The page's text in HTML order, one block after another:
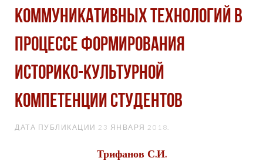
КОММУНИКАТИВНЫХ ТЕХНОЛОГИЙ В
ПРОЦЕССЕ ФОРМИРОВАНИЯ
ИСТОРИКО-КУЛЬТУРНОЙ
КОМПЕТЕНЦИИ СТУДЕНТОВ
ДАТА ПУБЛИКАЦИИ 23 ЯНВАРЯ 2018.
Трифанов С.И.